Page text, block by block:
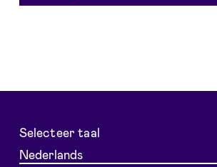
Selecteer taal
Nederlands